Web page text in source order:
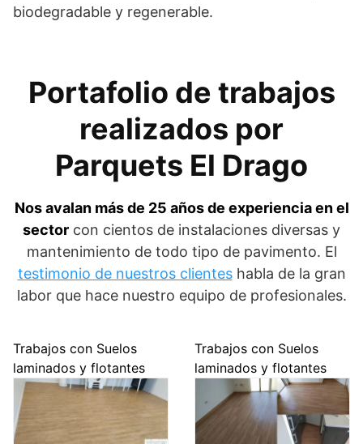
biodegradable y regenerable.
Portafolio de trabajos
realizados por
Parquets El Drago
Nos avalan más de 25 años de experiencia en el
sector con cientos de instalaciones diversas y
mantenimiento de todo tipo de pavimento. El
testimonio de nuestros clienteshabla de la gran
labor que hace nuestro equipo de profesionales.
Trabajos con Suelos
laminados y flotantes
Trabajos con Suelos
laminados y flotantes